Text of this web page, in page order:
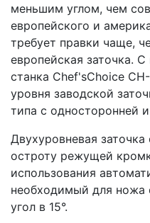
меньшим углом, чем
европейского и
требует правки чаще,
европейская заточка.
станка Chef'sChoice
уровня заводской
типа с односторонней
Двухуровневая
остроту режущей
использования
необходимый для ножа
угол в 15°.